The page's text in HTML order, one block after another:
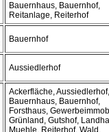
Bauernhaus, Bauernhof,
Reitanlage, Reiterhof
Bauernhof
Aussiedlerhof
Ackerfläche, Aussiedlerhof,
Bauernhaus, Bauernhof,
Forsthaus,
Grünland, Gutshof,
Muehle, Reiterhof, Wald,